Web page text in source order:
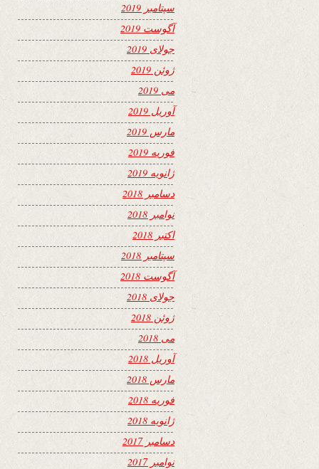
سپتامبر 2019
آگوست 2019
جولای 2019
ژوئن 2019
می 2019
آوریل 2019
مارس 2019
فوریه 2019
ژانویه 2019
دسامبر 2018
نوامبر 2018
اکتبر 2018
سپتامبر 2018
آگوست 2018
جولای 2018
ژوئن 2018
می 2018
آوریل 2018
مارس 2018
فوریه 2018
ژانویه 2018
دسامبر 2017
نوامبر 2017